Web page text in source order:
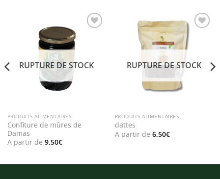
RUPTURE DE STOCK
PRODUITS ALIMENTAIRES
Confiture de mûres de
Damas
A partir de 9,50€
wishlist
RUPTURE DE STOCK
PRODUITS ALIMENTAIRES
dattes
A partir de 6,50€